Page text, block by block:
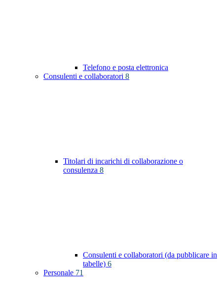
Telefono e posta elettronica
Consulenti e collaboratori 8
Titolari di incarichi di collaborazione o
consulenza 8
Consulenti e collaboratori (da pubblicare in
tabelle) 6
Personale 71